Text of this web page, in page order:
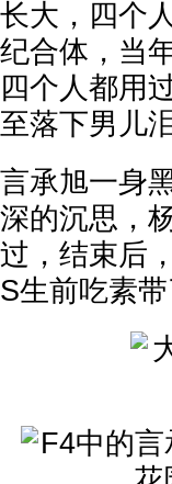
长大，四个
纪合体，当
四个人都用
至落下男儿泪
言承旭一身
深的沉思，
过，结束后
S生前吃素带